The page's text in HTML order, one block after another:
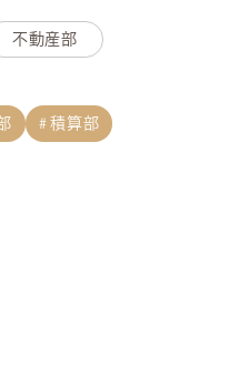
不動産部
積算部